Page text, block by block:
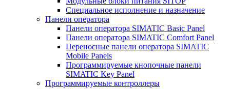
Специальное исполнение и назначение
Панели оператора
Панели оператора SIMATIC Basic Panel
Панели оператора SIMATIC Comfort Panel
Переносные панели оператора SIMATIC
Mobile Panels
Программируемые кнопочные панели
SIMATIC Key Panel
Программируемые контроллеры